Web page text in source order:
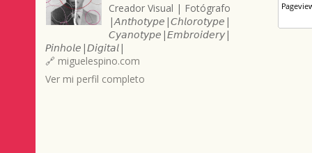
Creador Visual | Fotógrafo
|𝘈𝘯𝘵𝘩𝘰𝘵𝘺𝘱𝘦|𝘊𝘩𝘭𝘰𝘳𝘰𝘵𝘺𝘱𝘦|
𝘊𝘺𝘢𝘯𝘰𝘵𝘺𝘱𝘦|𝘌𝘮𝘣𝘳𝘰𝘪𝘥𝘦𝘳𝘺|
𝘗𝘪𝘯𝘩𝘰𝘭𝘦|𝘋𝘪𝘨𝘪𝘵𝘢𝘭|
🔗 miguelespino.com
Ver mi perfil completo